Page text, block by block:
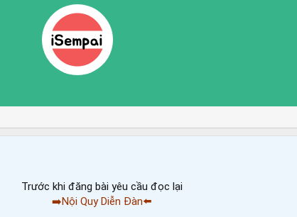
Trước khi đăng bài yêu cầu đọc lại
➡️Nội Quy Diễn Đàn⬅️